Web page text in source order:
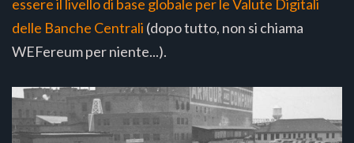
essere il livello di base globale per le Valute Digitali
delle Banche Centrali (dopo tutto, non si chiama
WEFereum per niente...).